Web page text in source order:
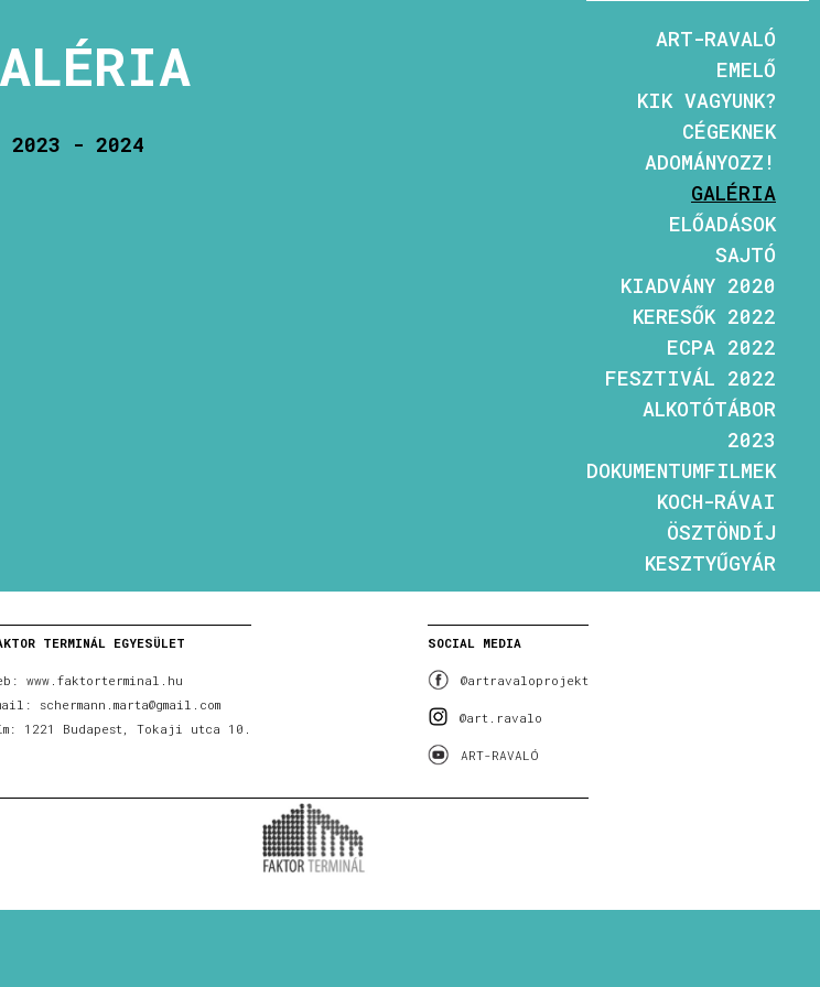
2023 - 2024
ART-RAVALÓ
EMELŐ
KIK VAGYUNK?
CÉGEKNEK
ADOMÁNYOZZ!
GALÉRIA
ELŐADÁSOK
SAJTÓ
KIADVÁNY 2020
KERESŐK 2022
ECPA 2022
FESZTIVÁL 2022
ALKOTÓTÁBOR
2023
DOKUMENTUMFILMEK
KOCH-RÁVAI
ÖSZTÖNDÍJ
KESZTYŰGYÁR
TERMINÁL EGYESÜLET
www.faktorterminal.hu
schermann.marta@gmail.com
1221 Budapest, Tokaji utca 10.
SOCIAL MEDIA
@artravaloprojekt
@art.ravalo
ART-RAVALÓ